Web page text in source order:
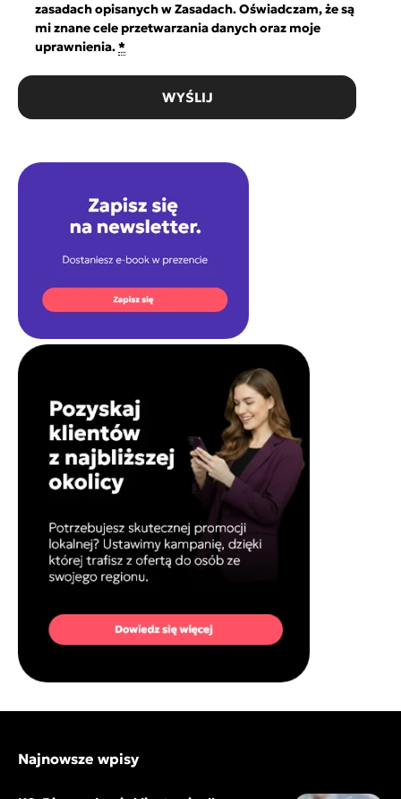
zasadach opisanych w Zasadach. Oświadczam, że są
mi znane cele przetwarzania danych oraz moje
uprawnienia.*
Najnowsze wpisy